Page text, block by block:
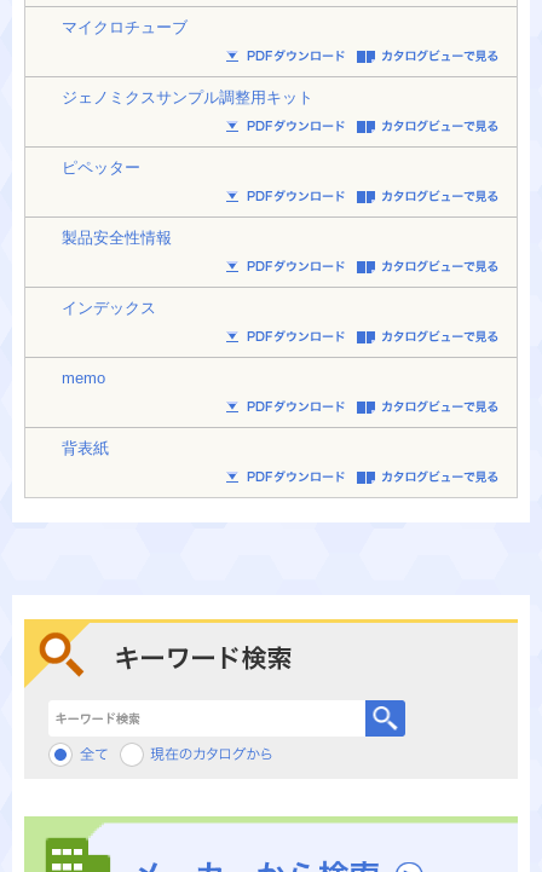
マイクロチューブ
ジェノミクスサンプル調整用キット
ピペッター
製品安全性情報
インデックス
memo
背表紙
キーワード検索